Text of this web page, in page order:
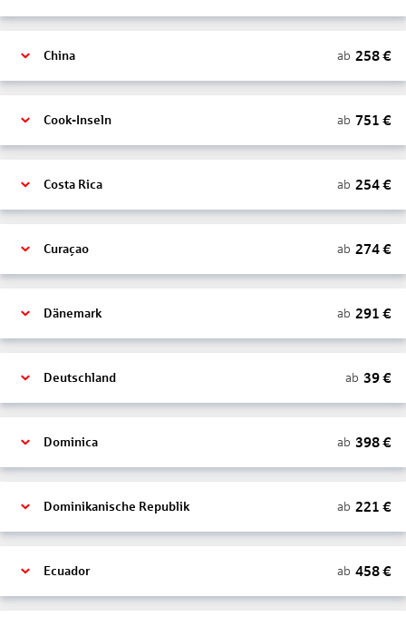
China ab 258€
Cook-Inseln ab 751 €
Costa Rica ab 254€
Curaçao ab 274€
Dänemark ab 291 €
Deutschland ab 39€
Dominica ab 398€
Dominikanische Republik ab 221 €
Ecuador ab 458€